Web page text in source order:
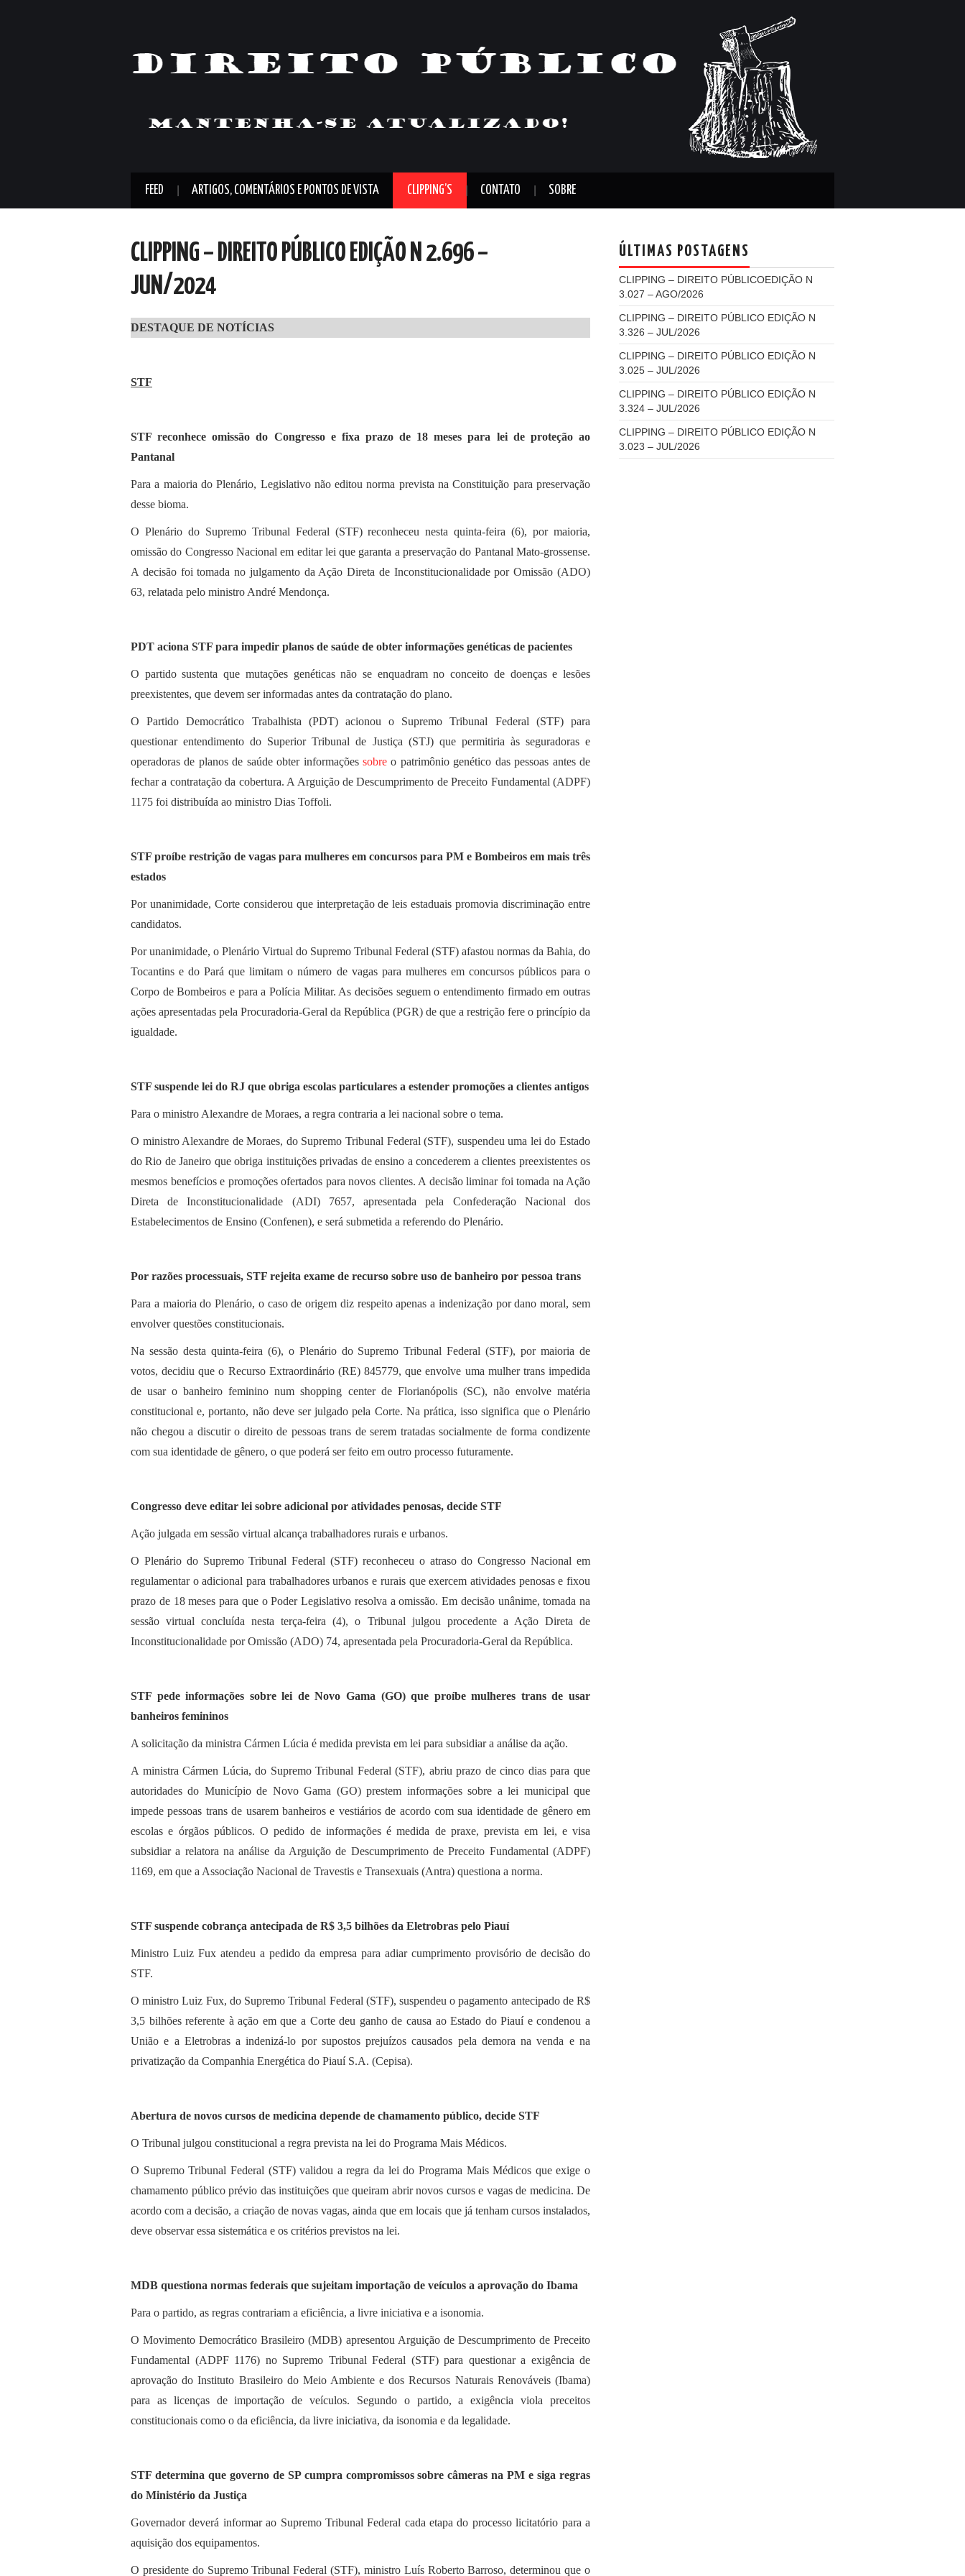
FEED ARTIGOS, COMENTÁRIOS E PONTOS DE VISTA CLIPPING’S CONTATO SOBRE
CLIPPING – DIREITO PÚBLICO EDIÇÃO N 2.696 –
JUN/2024
DESTAQUE DE NOTÍCIAS
STF
STF reconhece omissão do Congresso e fixa prazo de 18 meses para lei de proteção ao
Pantanal
Para a maioria do Plenário, Legislativo não editou norma prevista na Constituição para preservação
desse bioma.
O Plenário do Supremo Tribunal Federal (STF) reconheceu nesta quinta-feira (6), por maioria,
omissão do Congresso Nacional em editar lei que garanta a preservação do Pantanal Mato-grossense.
A decisão foi tomada no julgamento da Ação Direta de Inconstitucionalidade por Omissão (ADO)
63, relatada pelo ministro André Mendonça.
PDT aciona STF para impedir planos de saúde de obter informações genéticas de pacientes
O partido sustenta que mutações genéticas não se enquadram no conceito de doenças e lesões
preexistentes, que devem ser informadas antes da contratação do plano.
O Partido Democrático Trabalhista (PDT) acionou o Supremo Tribunal Federal (STF) para
questionar entendimento do Superior Tribunal de Justiça (STJ) que permitiria às seguradoras e
operadoras de planos de saúde obter informações sobre o patrimônio genético das pessoas antes de
fechar a contratação da cobertura. A Arguição de Descumprimento de Preceito Fundamental (ADPF)
1175 foi distribuída ao ministro Dias Toffoli.
STF proíbe restrição de vagas para mulheres em concursos para PM e Bombeiros em mais três
estados
Por unanimidade, Corte considerou que interpretação de leis estaduais promovia discriminação entre
candidatos.
Por unanimidade, o Plenário Virtual do Supremo Tribunal Federal (STF) afastou normas da Bahia, do
Tocantins e do Pará que limitam o número de vagas para mulheres em concursos públicos para o
Corpo de Bombeiros e para a Polícia Militar. As decisões seguem o entendimento firmado em outras
ações apresentadas pela Procuradoria-Geral da República (PGR) de que a restrição fere o princípio da
igualdade.
STF suspende lei do RJ que obriga escolas particulares a estender promoções a clientes antigos
Para o ministro Alexandre de Moraes, a regra contraria a lei nacional sobre o tema.
O ministro Alexandre de Moraes, do Supremo Tribunal Federal (STF), suspendeu uma lei do Estado
do Rio de Janeiro que obriga instituições privadas de ensino a concederem a clientes preexistentes os
mesmos benefícios e promoções ofertados para novos clientes. A decisão liminar foi tomada na Ação
Direta de Inconstitucionalidade (ADI) 7657, apresentada pela Confederação Nacional dos
Estabelecimentos de Ensino (Confenen), e será submetida a referendo do Plenário.
Por razões processuais, STF rejeita exame de recurso sobre uso de banheiro por pessoa trans
Para a maioria do Plenário, o caso de origem diz respeito apenas a indenização por dano moral, sem
envolver questões constitucionais.
Na sessão desta quinta-feira (6), o Plenário do Supremo Tribunal Federal (STF), por maioria de
votos, decidiu que o Recurso Extraordinário (RE) 845779, que envolve uma mulher trans impedida
de usar o banheiro feminino num shopping center de Florianópolis (SC), não envolve matéria
constitucional e, portanto, não deve ser julgado pela Corte. Na prática, isso significa que o Plenário
não chegou a discutir o direito de pessoas trans de serem tratadas socialmente de forma condizente
com sua identidade de gênero, o que poderá ser feito em outro processo futuramente.
Congresso deve editar lei sobre adicional por atividades penosas, decide STF
Ação julgada em sessão virtual alcança trabalhadores rurais e urbanos.
O Plenário do Supremo Tribunal Federal (STF) reconheceu o atraso do Congresso Nacional em
regulamentar o adicional para trabalhadores urbanos e rurais que exercem atividades penosas e fixou
prazo de 18 meses para que o Poder Legislativo resolva a omissão. Em decisão unânime, tomada na
sessão virtual concluída nesta terça-feira (4), o Tribunal julgou procedente a Ação Direta de
Inconstitucionalidade por Omissão (ADO) 74, apresentada pela Procuradoria-Geral da República.
STF pede informações sobre lei de Novo Gama (GO) que proíbe mulheres trans de usar
banheiros femininos
A solicitação da ministra Cármen Lúcia é medida prevista em lei para subsidiar a análise da ação.
A ministra Cármen Lúcia, do Supremo Tribunal Federal (STF), abriu prazo de cinco dias para que
autoridades do Município de Novo Gama (GO) prestem informações sobre a lei municipal que
impede pessoas trans de usarem banheiros e vestiários de acordo com sua identidade de gênero em
escolas e órgãos públicos. O pedido de informações é medida de praxe, prevista em lei, e visa
subsidiar a relatora na análise da Arguição de Descumprimento de Preceito Fundamental (ADPF)
1169, em que a Associação Nacional de Travestis e Transexuais (Antra) questiona a norma.
STF suspende cobrança antecipada de R$ 3,5 bilhões da Eletrobras pelo Piauí
Ministro Luiz Fux atendeu a pedido da empresa para adiar cumprimento provisório de decisão do
STF.
O ministro Luiz Fux, do Supremo Tribunal Federal (STF), suspendeu o pagamento antecipado de R$
3,5 bilhões referente à ação em que a Corte deu ganho de causa ao Estado do Piauí e condenou a
União e a Eletrobras a indenizá-lo por supostos prejuízos causados pela demora na venda e na
privatização da Companhia Energética do Piauí S.A. (Cepisa).
Abertura de novos cursos de medicina depende de chamamento público, decide STF
O Tribunal julgou constitucional a regra prevista na lei do Programa Mais Médicos.
O Supremo Tribunal Federal (STF) validou a regra da lei do Programa Mais Médicos que exige o
chamamento público prévio das instituições que queiram abrir novos cursos e vagas de medicina. De
acordo com a decisão, a criação de novas vagas, ainda que em locais que já tenham cursos instalados,
deve observar essa sistemática e os critérios previstos na lei.
MDB questiona normas federais que sujeitam importação de veículos a aprovação do Ibama
Para o partido, as regras contrariam a eficiência, a livre iniciativa e a isonomia.
O Movimento Democrático Brasileiro (MDB) apresentou Arguição de Descumprimento de Preceito
Fundamental (ADPF 1176) no Supremo Tribunal Federal (STF) para questionar a exigência de
aprovação do Instituto Brasileiro do Meio Ambiente e dos Recursos Naturais Renováveis (Ibama)
para as licenças de importação de veículos. Segundo o partido, a exigência viola preceitos
constitucionais como o da eficiência, da livre iniciativa, da isonomia e da legalidade.
STF determina que governo de SP cumpra compromissos sobre câmeras na PM e siga regras
do Ministério da Justiça
Governador deverá informar ao Supremo Tribunal Federal cada etapa do processo licitatório para a
aquisição dos equipamentos.
O presidente do Supremo Tribunal Federal (STF), ministro Luís Roberto Barroso, determinou que o
ÚLTIMAS POSTAGENS
CLIPPING – DIREITO PÚBLICOEDIÇÃO N
3.027 – AGO/2026
CLIPPING – DIREITO PÚBLICO EDIÇÃO N
3.326 – JUL/2026
CLIPPING – DIREITO PÚBLICO EDIÇÃO N
3.025 – JUL/2026
CLIPPING – DIREITO PÚBLICO EDIÇÃO N
3.324 – JUL/2026
CLIPPING – DIREITO PÚBLICO EDIÇÃO N
3.023 – JUL/2026